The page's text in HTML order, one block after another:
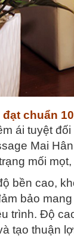
chuẩn
ái tuyệt
Mai
mối
bền cao,
bảo
trình. Độ
tạo thuận